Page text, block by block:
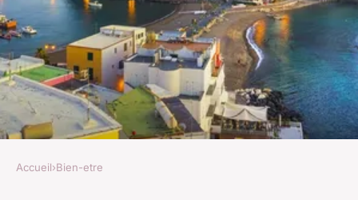
Accueil›Bien-etre